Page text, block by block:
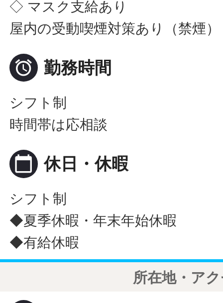
◇ マスク支給あり
屋内の受動喫煙対策あり（禁煙）
 勤務時間
シフト制
時間帯は応相談
calendar_today 休日・休暇
シフト制
◆夏季休暇・年末年始休暇
◆有給休暇
所在地・ア